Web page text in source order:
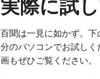
実際に試
百聞は一見に如かず。
分のパソコンでお試し
画もぜひご覧ください。